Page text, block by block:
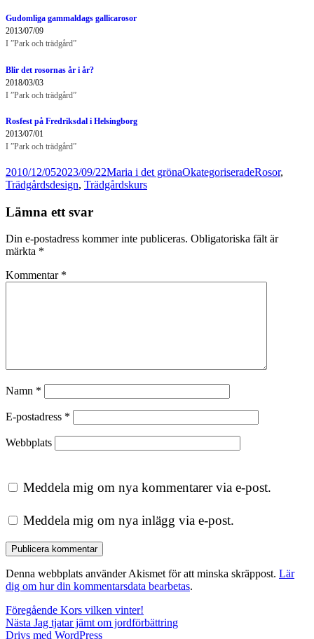
Gudomliga gammaldags gallicarosor
2013/07/09
I ”Park och trädgård”
Blir det rosornas år i år?
2018/03/03
I ”Park och trädgård”
Rosfest på Fredriksdal i Helsingborg
2013/07/01
I ”Park och trädgård”
Postat
2010/12/052023/09/22Författare
Maria i det grönaKategorier
OkategoriseradeTaggar
Rosor,
Trädgårdsdesign, Trädgårdskurs
Lämna ett svar
Din e-postadress kommer inte publiceras. Obligatoriska fält är
märkta *
Kommentar *
Namn *
E-postadress *
Webbplats
Meddela mig om nya kommentarer via e-post.
Meddela mig om nya inlägg via e-post.
Denna webbplats använder Akismet för att minska skräppost. Lär
dig om hur din kommentarsdata bearbetas.
Inläggsnavigering
Föregående Föregående
inlägg:
Kors vilken vinter!
Nästa Nästa
inlägg:
Jag tjatar jämt om jordförbättring
Drivs med WordPress